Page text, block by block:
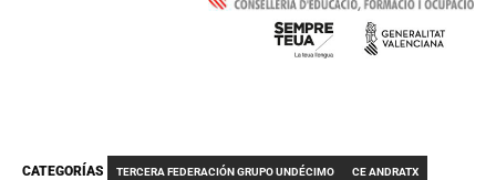
CATEGORÍAS TERCERA FEDERACIÓN GRUPO UNDÉCIMO CE ANDRATX